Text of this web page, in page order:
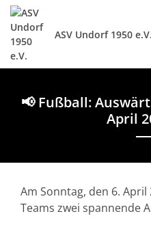
ASV Undorf 1950 e.V.
📢 Fußball:
April
Am Sonntag, den 6.
Teams zwei spannende